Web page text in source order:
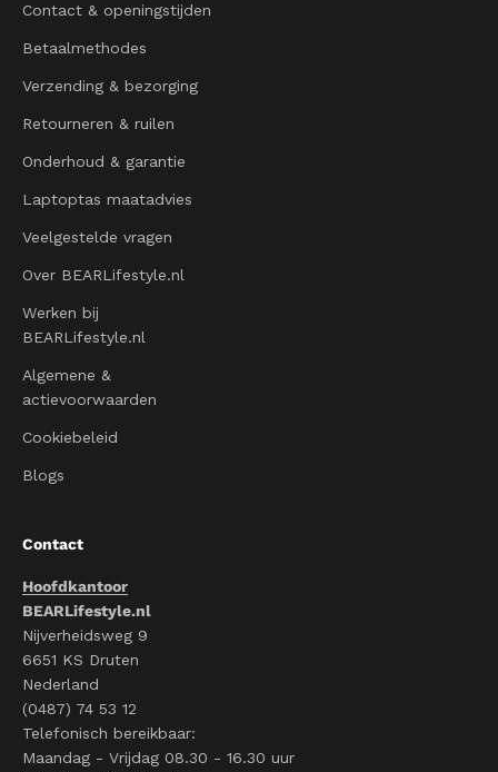
Contact & openingstijden
Betaalmethodes
Verzending & bezorging
Retourneren & ruilen
Onderhoud & garantie
Laptoptas maatadvies
Veelgestelde vragen
Over BEARLifestyle.nl
Werken bij
BEARLifestyle.nl
Algemene &
actievoorwaarden
Cookiebeleid
Blogs
Contact
Hoofdkantoor
BEARLifestyle.nl
Nijverheidsweg 9
6651 KS Druten
Nederland
(0487) 74 53 12
Telefonisch bereikbaar:
Maandag - Vrijdag 08.30 - 16.30 uur